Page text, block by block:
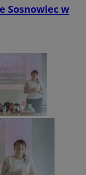
Sosnowiec w